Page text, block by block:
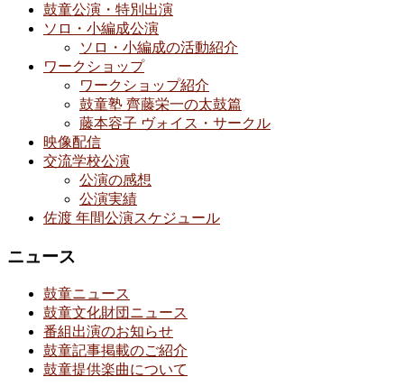
鼓童公演・特別出演
ソロ・小編成公演
ソロ・小編成の活動紹介
ワークショップ
ワークショップ紹介
鼓童塾 齊藤栄一の太鼓篇
藤本容子 ヴォイス・サークル
映像配信
交流学校公演
公演の感想
公演実績
佐渡 年間公演スケジュール
ニュース
鼓童ニュース
鼓童文化財団ニュース
番組出演のお知らせ
鼓童記事掲載のご紹介
鼓童提供楽曲について